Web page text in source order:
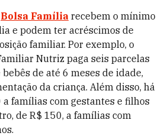
Bolsa Família recebem o mínimo
e podem ter acréscimos de
familiar. Por exemplo, o
Nutriz paga seis parcelas
de até 6 meses de idade,
da criança. Além disso, há
a famílias com gestantes e filhos
de R$ 150, a famílias com